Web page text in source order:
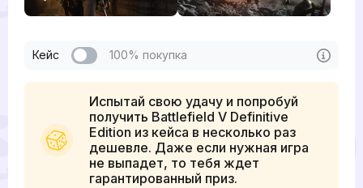
Кейс 100% покупка
Испытай свою удачу и попробуй
получить Battlefield V Definitive
Edition из кейса в несколько раз
дешевле. Даже если нужная игра
не выпадет, то тебя ждет
гарантированный приз.